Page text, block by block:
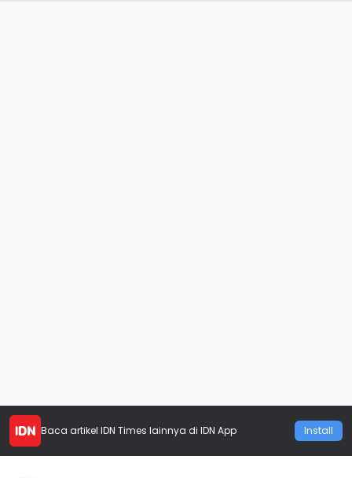
Baca artikel IDN Times lainnya di IDN App Install